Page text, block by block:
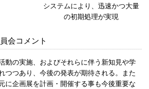
システムにより、迅速かつ大量
の初期処理が実現
会コメント
動の実施、およびそれらに伴う新知見や学
つつあり、今後の発表が期待される。また
に企画展を計画・開催する事も今後重要な